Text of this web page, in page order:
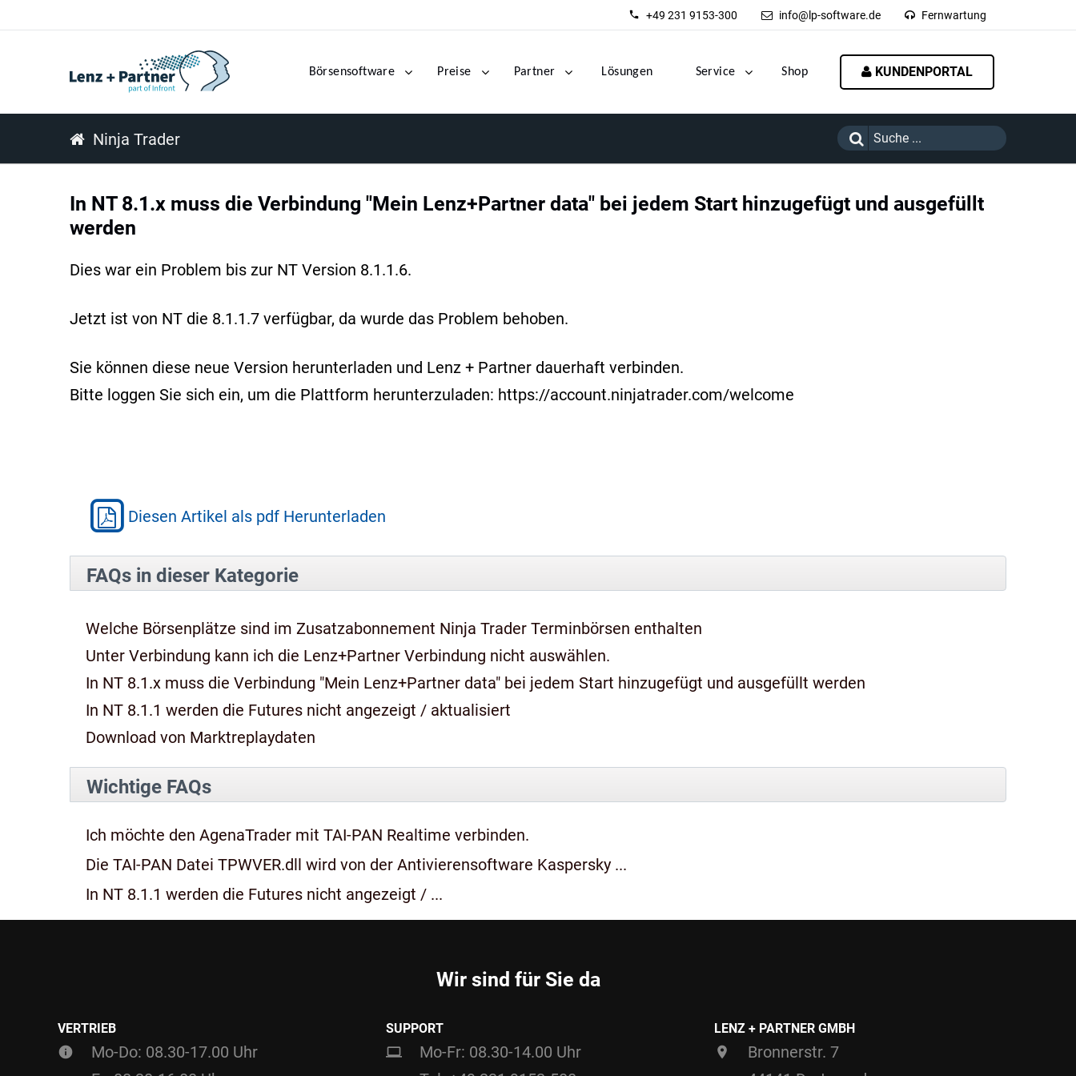
+49 231 9153-300 info@lp-software.de Fernwartung
Börsensoftware Preise Partner Lösungen Service Shop KUNDENPORTAL
Ninja Trader
In NT 8.1.x muss die Verbindung "Mein Lenz+Partner data" bei jedem Start hinzugefügt und ausgefüllt
werden
Dies war ein Problem bis zur NT Version 8.1.1.6.
Jetzt ist von NT die 8.1.1.7 verfügbar, da wurde das Problem behoben.
Sie können diese neue Version herunterladen und Lenz + Partner dauerhaft verbinden.
Bitte loggen Sie sich ein, um die Plattform herunterzuladen: https://account.ninjatrader.com/welcome
Diesen Artikel als pdf Herunterladen
FAQs in dieser Kategorie
Welche Börsenplätze sind im Zusatzabonnement Ninja Trader Terminbörsen enthalten
Unter Verbindung kann ich die Lenz+Partner Verbindung nicht auswählen.
In NT 8.1.x muss die Verbindung "Mein Lenz+Partner data" bei jedem Start hinzugefügt und ausgefüllt werden
In NT 8.1.1 werden die Futures nicht angezeigt / aktualisiert
Download von Marktreplaydaten
Wichtige FAQs
Ich möchte den AgenaTrader mit TAI-PAN Realtime verbinden.
Die TAI-PAN Datei TPWVER.dll wird von der Antivierensoftware Kaspersky ...
In NT 8.1.1 werden die Futures nicht angezeigt / ...
Wir sind für Sie da
VERTRIEB
Mo-Do: 08.30-17.00 Uhr
SUPPORT
Mo-Fr: 08.30-14.00 Uhr
LENZ + PARTNER GMBH
Bronnerstr. 7